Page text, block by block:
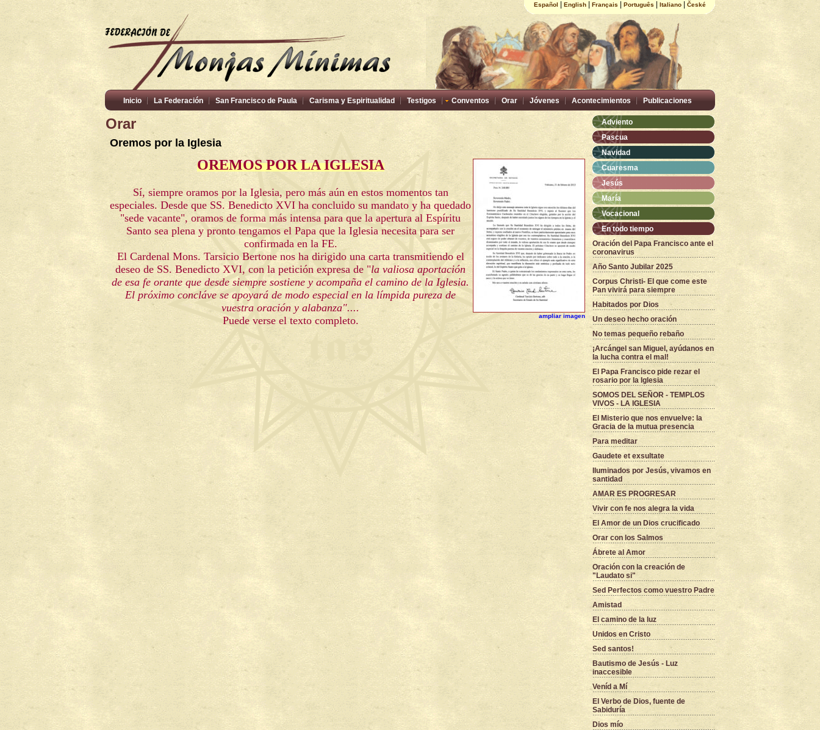
Español English| Français Português Italiano| České
Inicio La Federación San Francisco de Paula Carisma y Espiritualidad Testigos Conventos Orar Jóvenes Acontecimientos Publicaciones
Orar
Oremos por la Iglesia
ampliar imagen
OREMOS POR LA IGLESIA
Sí, siempre oramos por la Iglesia, pero más aún en estos momentos tan
especiales. Desde que SS. Benedicto XVI ha concluido su mandato y ha quedado
"sede vacante", oramos de forma más intensa para que la apertura al Espíritu
Santo sea plena y pronto tengamos el Papa que la Iglesia necesita para ser
confirmada en la FE.
El Cardenal Mons. Tarsicio Bertone nos ha dirigido una carta transmitiendo el
deseo de SS. Benedicto XVI, con la petición expresa de "la valiosa aportación
de esa fe orante que desde siempre sostiene y acompaña el camino de la Iglesia.
El próximo concláve se apoyará de modo especial en la límpida pureza de
vuestra oración y alabanza"....
Puede verse el texto completo.
Adviento
Pascua
Navidad
Cuaresma
Jesús
María
Vocacional
En todo tiempo
Oración del Papa Francisco ante el
coronavirus
Año Santo Jubilar 2025
Corpus Christi- El que come este
Pan vivirá para siempre
Habitados por Dios
Un deseo hecho oración
No temas pequeño rebaño
¡Arcángel san Miguel, ayúdanos en
la lucha contra el mal!
El Papa Francisco pide rezar el
rosario por la Iglesia
SOMOS DEL SEÑOR - TEMPLOS
VIVOS - LA IGLESIA
El Misterio que nos envuelve: la
Gracia de la mutua presencia
Para meditar
Gaudete et exsultate
Iluminados por Jesús, vivamos en
santidad
AMAR ES PROGRESAR
Vivir con fe nos alegra la vida
El Amor de un Dios crucificado
Orar con los Salmos
Ábrete al Amor
Oración con la creación de
"Laudato si"
Sed Perfectos como vuestro Padre
Amistad
El camino de la luz
Unidos en Cristo
Sed santos!
Bautismo de Jesús - Luz
inaccesible
Veníd a Mí
El Verbo de Dios, fuente de
Sabiduría
Dios mío